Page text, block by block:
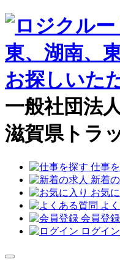
一般社団法
滋賀県トラ
仕事
新着
お気
よ
会員登録
ログイン